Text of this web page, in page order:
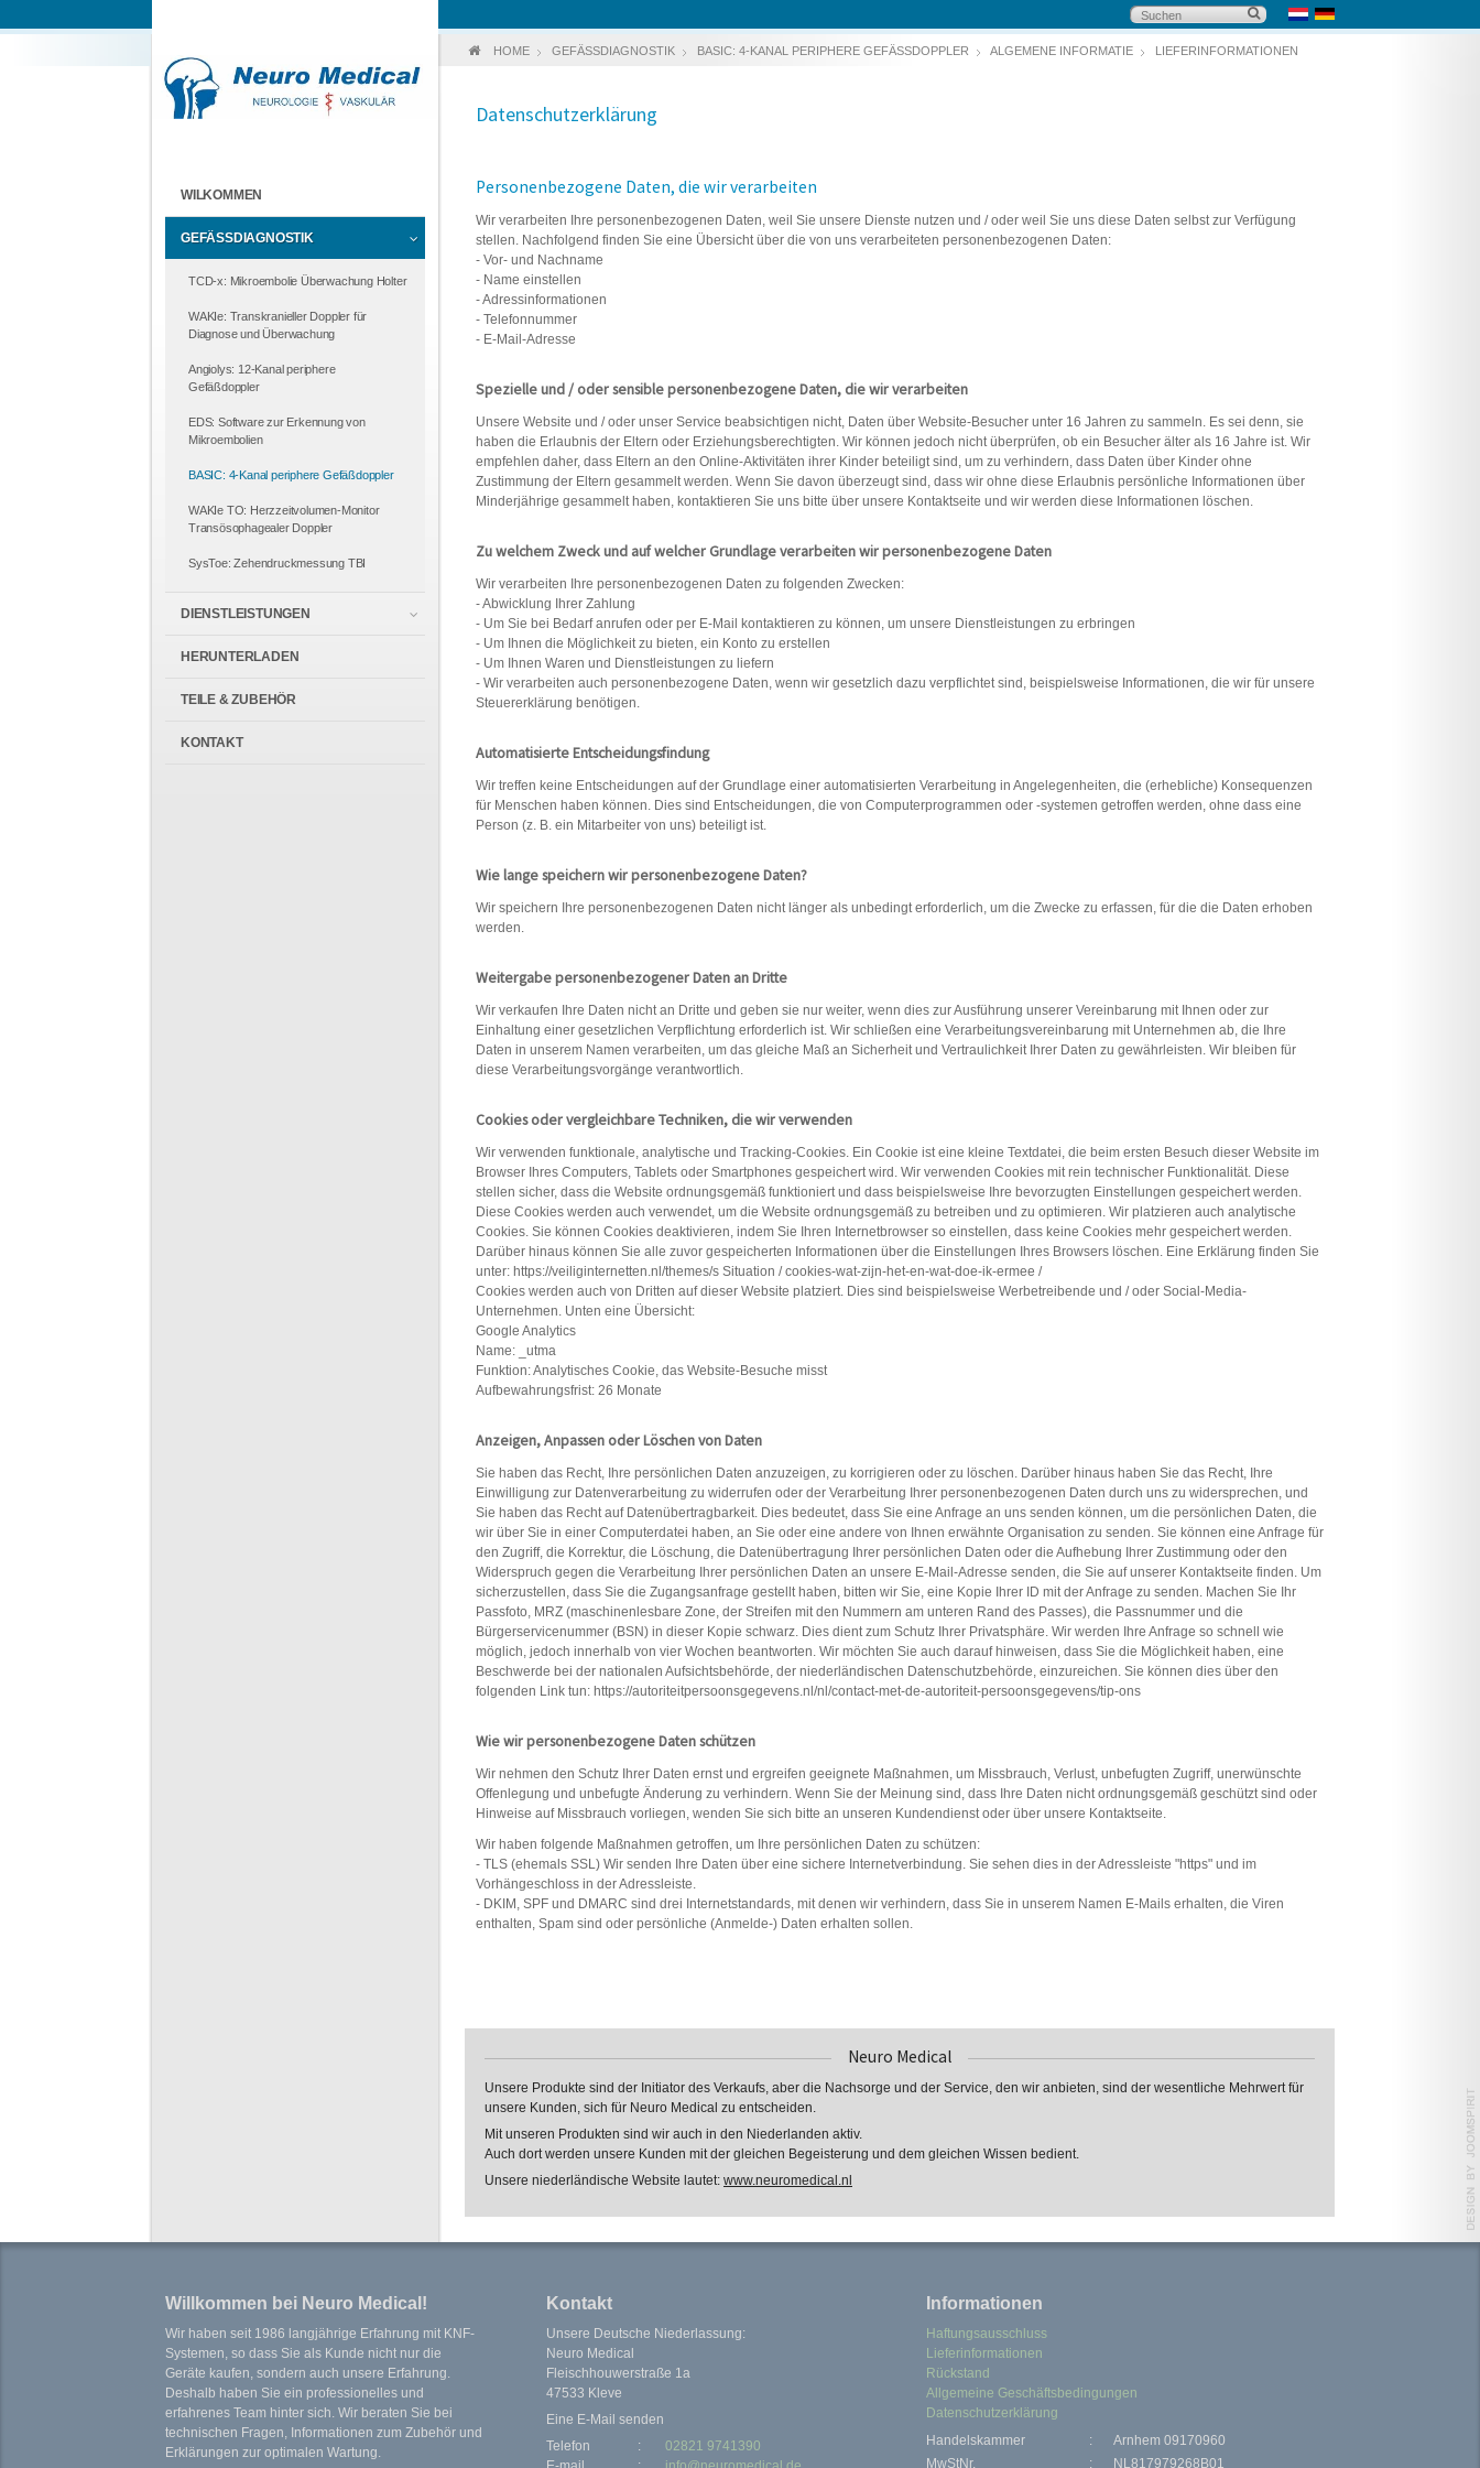
WILKOMMEN
GEFÄSSDIAGNOSTIK
TCD-x: Mikroembolie Überwachung Holter
WAKIe: Transkranieller Doppler für
Diagnose und Überwachung
Angiolys: 12-Kanal periphere
Gefäßdoppler
EDS: Software zur Erkennung von
Mikroembolien
BASIC: 4-Kanal periphere Gefäßdoppler
WAKIe TO: Herzzeitvolumen-Monitor
Transösophagealer Doppler
SysToe: Zehendruckmessung TBI
DIENSTLEISTUNGEN
HERUNTERLADEN
TEILE & ZUBEHÖR
KONTAKT
HOME GEFÄSSDIAGNOSTIK BASIC: 4-KANAL PERIPHERE GEFÄSSDOPPLER ALGEMENE INFORMATIE LIEFERINFORMATIONEN
Datenschutzerklärung
Personenbezogene Daten, die wir verarbeiten
Wir verarbeiten Ihre personenbezogenen Daten, weil Sie unsere Dienste nutzen und / oder weil Sie uns diese Daten selbst zur Verfügung
stellen. Nachfolgend finden Sie eine Übersicht über die von uns verarbeiteten personenbezogenen Daten:
- Vor- und Nachname
- Name einstellen
- Adressinformationen
- Telefonnummer
- E-Mail-Adresse
Spezielle und / oder sensible personenbezogene Daten, die wir verarbeiten
Unsere Website und / oder unser Service beabsichtigen nicht, Daten über Website-Besucher unter 16 Jahren zu sammeln. Es sei denn, sie
haben die Erlaubnis der Eltern oder Erziehungsberechtigten. Wir können jedoch nicht überprüfen, ob ein Besucher älter als 16 Jahre ist. Wir
empfehlen daher, dass Eltern an den Online-Aktivitäten ihrer Kinder beteiligt sind, um zu verhindern, dass Daten über Kinder ohne
Zustimmung der Eltern gesammelt werden. Wenn Sie davon überzeugt sind, dass wir ohne diese Erlaubnis persönliche Informationen über
Minderjährige gesammelt haben, kontaktieren Sie uns bitte über unsere Kontaktseite und wir werden diese Informationen löschen.
Zu welchem ​​Zweck und auf welcher Grundlage verarbeiten wir personenbezogene Daten
Wir verarbeiten Ihre personenbezogenen Daten zu folgenden Zwecken:
- Abwicklung Ihrer Zahlung
- Um Sie bei Bedarf anrufen oder per E-Mail kontaktieren zu können, um unsere Dienstleistungen zu erbringen
- Um Ihnen die Möglichkeit zu bieten, ein Konto zu erstellen
- Um Ihnen Waren und Dienstleistungen zu liefern
- Wir verarbeiten auch personenbezogene Daten, wenn wir gesetzlich dazu verpflichtet sind, beispielsweise Informationen, die wir für unsere
Steuererklärung benötigen.
Automatisierte Entscheidungsfindung
Wir treffen keine Entscheidungen auf der Grundlage einer automatisierten Verarbeitung in Angelegenheiten, die (erhebliche) Konsequenzen
für Menschen haben können. Dies sind Entscheidungen, die von Computerprogrammen oder -systemen getroffen werden, ohne dass eine
Person (z. B. ein Mitarbeiter von uns) beteiligt ist.
Wie lange speichern wir personenbezogene Daten?
Wir speichern Ihre personenbezogenen Daten nicht länger als unbedingt erforderlich, um die Zwecke zu erfassen, für die die Daten erhoben
werden.
Weitergabe personenbezogener Daten an Dritte
Wir verkaufen Ihre Daten nicht an Dritte und geben sie nur weiter, wenn dies zur Ausführung unserer Vereinbarung mit Ihnen oder zur
Einhaltung einer gesetzlichen Verpflichtung erforderlich ist. Wir schließen eine Verarbeitungsvereinbarung mit Unternehmen ab, die Ihre
Daten in unserem Namen verarbeiten, um das gleiche Maß an Sicherheit und Vertraulichkeit Ihrer Daten zu gewährleisten. Wir bleiben für
diese Verarbeitungsvorgänge verantwortlich.
Cookies oder vergleichbare Techniken, die wir verwenden
Wir verwenden funktionale, analytische und Tracking-Cookies. Ein Cookie ist eine kleine Textdatei, die beim ersten Besuch dieser Website im
Browser Ihres Computers, Tablets oder Smartphones gespeichert wird. Wir verwenden Cookies mit rein technischer Funktionalität. Diese
stellen sicher, dass die Website ordnungsgemäß funktioniert und dass beispielsweise Ihre bevorzugten Einstellungen gespeichert werden.
Diese Cookies werden auch verwendet, um die Website ordnungsgemäß zu betreiben und zu optimieren. Wir platzieren auch analytische
Cookies. Sie können Cookies deaktivieren, indem Sie Ihren Internetbrowser so einstellen, dass keine Cookies mehr gespeichert werden.
Darüber hinaus können Sie alle zuvor gespeicherten Informationen über die Einstellungen Ihres Browsers löschen. Eine Erklärung finden Sie
unter: https://veiliginternetten.nl/themes/s Situation / cookies-wat-zijn-het-en-wat-doe-ik-ermee /
Cookies werden auch von Dritten auf dieser Website platziert. Dies sind beispielsweise Werbetreibende und / oder Social-Media-
Unternehmen. Unten eine Übersicht:
Google Analytics
Name: _utma
Funktion: Analytisches Cookie, das Website-Besuche misst
Aufbewahrungsfrist: 26 Monate
Anzeigen, Anpassen oder Löschen von Daten
Sie haben das Recht, Ihre persönlichen Daten anzuzeigen, zu korrigieren oder zu löschen. Darüber hinaus haben Sie das Recht, Ihre
Einwilligung zur Datenverarbeitung zu widerrufen oder der Verarbeitung Ihrer personenbezogenen Daten durch uns zu widersprechen, und
Sie haben das Recht auf Datenübertragbarkeit. Dies bedeutet, dass Sie eine Anfrage an uns senden können, um die persönlichen Daten, die
wir über Sie in einer Computerdatei haben, an Sie oder eine andere von Ihnen erwähnte Organisation zu senden. Sie können eine Anfrage für
den Zugriff, die Korrektur, die Löschung, die Datenübertragung Ihrer persönlichen Daten oder die Aufhebung Ihrer Zustimmung oder den
Widerspruch gegen die Verarbeitung Ihrer persönlichen Daten an unsere E-Mail-Adresse senden, die Sie auf unserer Kontaktseite finden. Um
sicherzustellen, dass Sie die Zugangsanfrage gestellt haben, bitten wir Sie, eine Kopie Ihrer ID mit der Anfrage zu senden. Machen Sie Ihr
Passfoto, MRZ (maschinenlesbare Zone, der Streifen mit den Nummern am unteren Rand des Passes), die Passnummer und die
Bürgerservicenummer (BSN) in dieser Kopie schwarz. Dies dient zum Schutz Ihrer Privatsphäre. Wir werden Ihre Anfrage so schnell wie
möglich, jedoch innerhalb von vier Wochen beantworten. Wir möchten Sie auch darauf hinweisen, dass Sie die Möglichkeit haben, eine
Beschwerde bei der nationalen Aufsichtsbehörde, der niederländischen Datenschutzbehörde, einzureichen. Sie können dies über den
folgenden Link tun: https://autoriteitpersoonsgegevens.nl/nl/contact-met-de-autoriteit-persoonsgegevens/tip-ons
Wie wir personenbezogene Daten schützen
Wir nehmen den Schutz Ihrer Daten ernst und ergreifen geeignete Maßnahmen, um Missbrauch, Verlust, unbefugten Zugriff, unerwünschte
Offenlegung und unbefugte Änderung zu verhindern. Wenn Sie der Meinung sind, dass Ihre Daten nicht ordnungsgemäß geschützt sind oder
Hinweise auf Missbrauch vorliegen, wenden Sie sich bitte an unseren Kundendienst oder über unsere Kontaktseite.
Wir haben folgende Maßnahmen getroffen, um Ihre persönlichen Daten zu schützen:
- TLS (ehemals SSL) Wir senden Ihre Daten über eine sichere Internetverbindung. Sie sehen dies in der Adressleiste "https" und im
Vorhängeschloss in der Adressleiste.
- DKIM, SPF und DMARC sind drei Internetstandards, mit denen wir verhindern, dass Sie in unserem Namen E-Mails erhalten, die Viren
enthalten, Spam sind oder persönliche (Anmelde-) Daten erhalten sollen.
Neuro Medical
Unsere Produkte sind der Initiator des Verkaufs, aber die Nachsorge und der Service, den wir anbieten, sind der wesentliche Mehrwert für
unsere Kunden, sich für Neuro Medical zu entscheiden.
Mit unseren Produkten sind wir auch in den Niederlanden aktiv.
Auch dort werden unsere Kunden mit der gleichen Begeisterung und dem gleichen Wissen bedient.
Unsere niederländische Website lautet: www.neuromedical.nl
Willkommen bei Neuro Medical!
Wir haben seit 1986 langjährige Erfahrung mit KNF-
Systemen, so dass Sie als Kunde nicht nur die
Geräte kaufen, sondern auch unsere Erfahrung.
Deshalb haben Sie ein professionelles und
erfahrenes Team hinter sich. Wir beraten Sie bei
technischen Fragen, Informationen zum Zubehör und
Erklärungen zur optimalen Wartung.
Kontakt
Unsere Deutsche Niederlassung:
Neuro Medical
Fleischhouwerstraße 1a
47533 Kleve
Eine E-Mail senden
Telefon
:
02821 9741390
Informationen
Haftungsausschluss
Lieferinformationen
Rückstand
Allgemeine Geschäftsbedingungen
Datenschutzerklärung
Handelskammer
:
Arnhem 09170960
MwStNr.
: NL817979268B01